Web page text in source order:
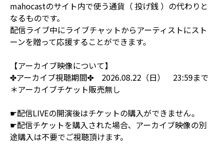
mahocastのサイト内で使う通貨（ 投げ銭 ）の代わりと
なるものです。
配信ライブ中にライブチャットからアーティストにスト
ーンを贈って応援することができます。
【アーカイブ映像について】
✤アーカイブ視聴期間✤ 2026.08.22（日） 23:59まで
＊アーカイブチケット販売無し
☛配信LIVEの開演後はチケットの購入ができません。
☛配信チケットを購入された場合、アーカイブ映像の別
途購入は不要でご視聴頂けます。